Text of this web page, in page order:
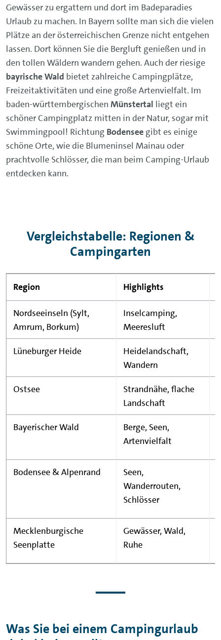
Gewässer zu ergattern und dort im Badeparadies
Urlaub zu machen. In Bayern sollte man sich die vielen
Plätze an der österreichischen Grenze nicht entgehen
lassen. Dort können Sie die Bergluft genießen und in
den tollen Wäldern wandern gehen. Auch der riesige
bayrische Wald bietet zahlreiche Campingplätze,
Freizeitaktivitäten und eine große Artenvielfalt. Im
baden-württembergischen Münstertal liegt ein
schöner Campingplatz mitten in der Natur, sogar mit
Swimmingpool! Richtung Bodensee gibt es einige
schöne Orte, wie die Blumeninsel Mainau oder
prachtvolle Schlösser, die man beim Camping-Urlaub
entdecken kann.
Vergleichstabelle: Regionen &
Campingarten
Region Highlights
Nordseeinseln (Sylt,
Amrum, Borkum)
Inselcamping,
Meeresluft
Lüneburger Heide
Heidelandschaft,
Wandern
Ostsee
Strandnähe, flache
Landschaft
Bayerischer Wald
Berge, Seen,
Artenvielfalt
Bodensee & Alpenrand
Seen,
Wanderrouten,
Schlösser
Mecklenburgische
Seenplatte
Gewässer, Wald,
Ruhe
Was Sie bei einem Campingurlaub